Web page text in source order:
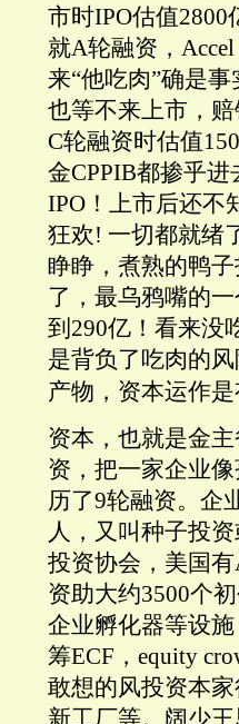
市时IPO估值
就A轮融资，
来“他吃肉”确是
也等不来上市，
C轮融资时估值
金CPPIB都掺乎
IPO！上市后还不
狂欢! 一切都就绪
睁睁，煮熟的鸭
了，最乌鸦嘴的
到290亿！看来没
是背负了吃肉的
产物，资本运作
资本，也就是金
资，把一家企业
历了9轮融资。企
人，又叫种子投
投资协会，美国
资助大约3500个
企业孵化器等设
筹ECF，equity
敢想的风投资本
新工厂等。阔少